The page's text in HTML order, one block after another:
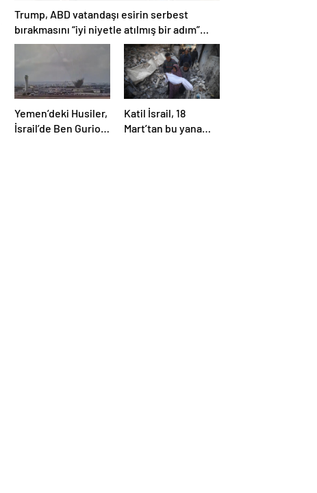
Trump, ABD vatandaşı esirin serbest
bırakmasını “iyi niyetle atılmış bir adım”
olarak değerlendirdi
Yemen’deki Husiler,
İsrail’de Ben Gurion
Katil İsrail, 18
Mart’tan bu yana